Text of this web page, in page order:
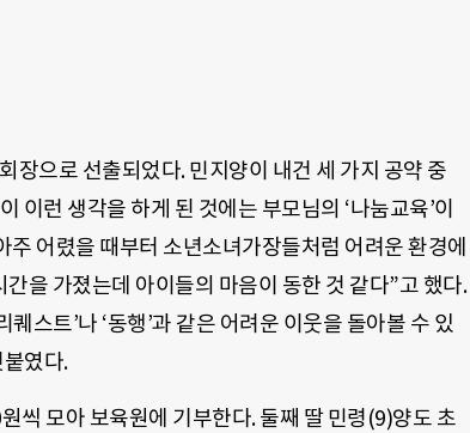
장으로 선출되었다. 민지양이 내건 세 가지 공약 중
이런 생각을 하게 된 것에는 부모님의 ‘나눔교육’이
어렸을 때부터 소년소녀가장들처럼 어려운 환경에
을 가졌는데 아이들의 마음이 동한 것 같다”고 했다.
스트’나 ‘동행’과 같은 어려운 이웃을 돌아볼 수 있
였다.
씩 모아 보육원에 기부한다. 둘째 딸 민령(9)양도 초